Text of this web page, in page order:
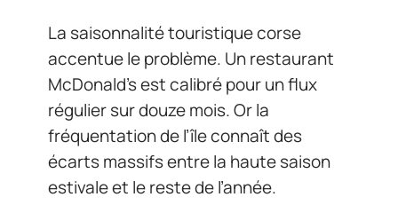
La saisonnalité touristique corse
accentue le problème. Un restaurant
McDonald’s est calibré pour un flux
régulier sur douze mois. Or la
fréquentation de l’île connaît des
écarts massifs entre la haute saison
estivale et le reste de l’année.